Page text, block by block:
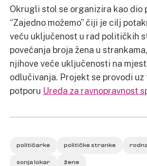
Okrugli stol se organizira kao dio
“Zajedno možemo” čiji je cilj
veću uključenost u rad političkih
povećanja broja žena u
njihove veće uključenosti na
odlučivanja. Projekt se provodi
potporu Ureda za ravnopravnost
političarke političke stranke
sonja lokar žene